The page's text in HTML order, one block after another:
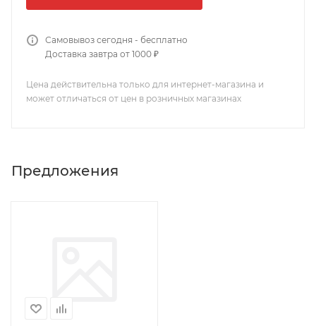
Самовывоз сегодня - бесплатно
Доставка завтра от 1000 ₽
Цена действительна только для интернет-магазина и
может отличаться от цен в розничных магазинах
Предложения